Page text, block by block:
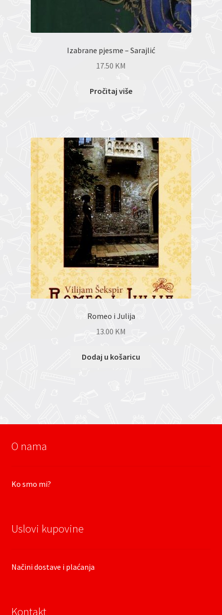
Izabrane pjesme – Sarajlić
17.50 KM
Pročitaj više
Romeo i Julija
13.00 KM
Dodaj u košaricu
O nama
Ko smo mi?
Uslovi kupovine
Načini dostave i plaćanja
Kontakt